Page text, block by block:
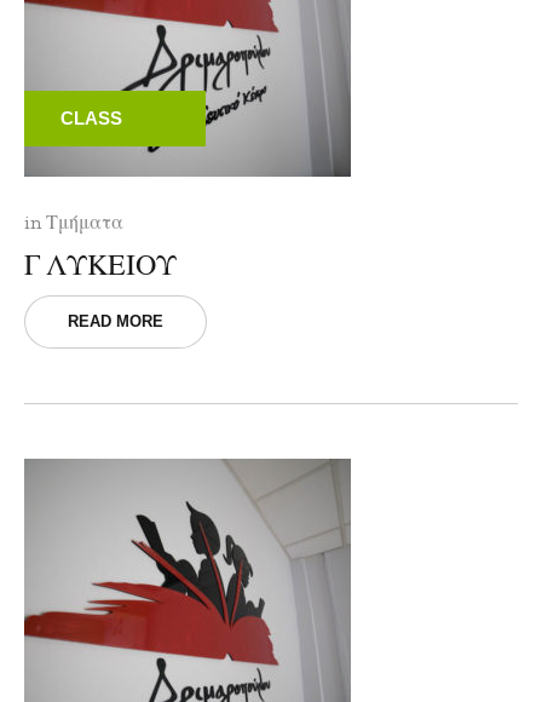
CLASS
inΤμήματα
Γ ΛΥΚΕΙΟΥ
READ MORE